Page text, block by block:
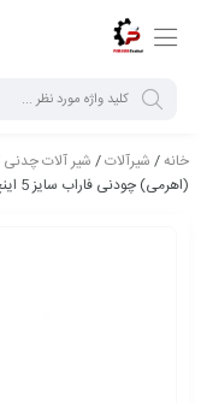
خانه/ شیرآلات/ شیر آلات چدنی
(اهرمى) چودنی فاراب سایز 5 اینچ